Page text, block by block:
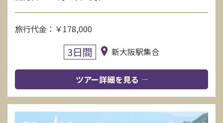
旅行代金：￥178,000
3日間 新大阪駅集合
ツアー詳細を見る